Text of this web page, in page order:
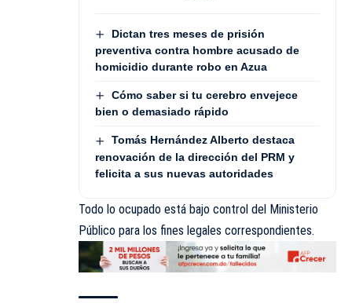
Dictan tres meses de prisión
preventiva contra hombre acusado de
homicidio durante robo en Azua
Cómo saber si tu cerebro envejece
bien o demasiado rápido
Tomás Hernández Alberto destaca
renovación de la dirección del PRM y
felicita a sus nuevas autoridades
Todo lo ocupado está bajo control del Ministerio
Público para los fines legales correspondientes.